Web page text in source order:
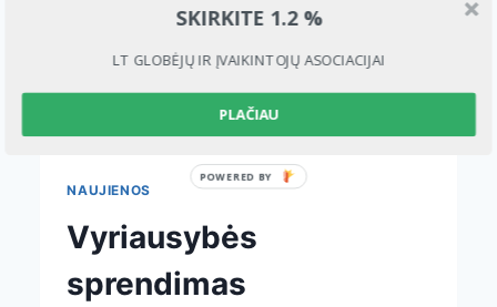
NAUJIENOS
Vyriausybės
sprendimas
SKIRKITE 1.2 %
LT GLOBĖJŲ IR ĮVAIKINTOJŲ ASOCIACIJAI
PLAČIAU
POWERED BY